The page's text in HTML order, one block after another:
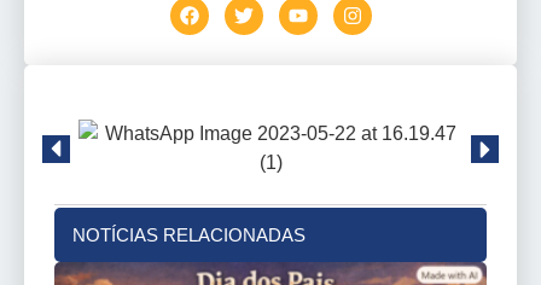
NOTÍCIAS RELACIONADAS